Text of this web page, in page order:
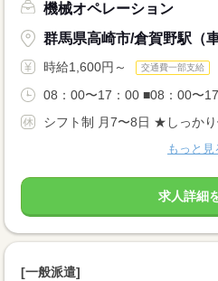
機械オペレーション
群馬県高崎市/倉賀野駅（車
時給1,600円～ 交通費一部支給
08：00〜17：00 ■08：00〜
シフト制 月7〜8日 ★しっか
もっと見
求人詳細
[一般派遣]